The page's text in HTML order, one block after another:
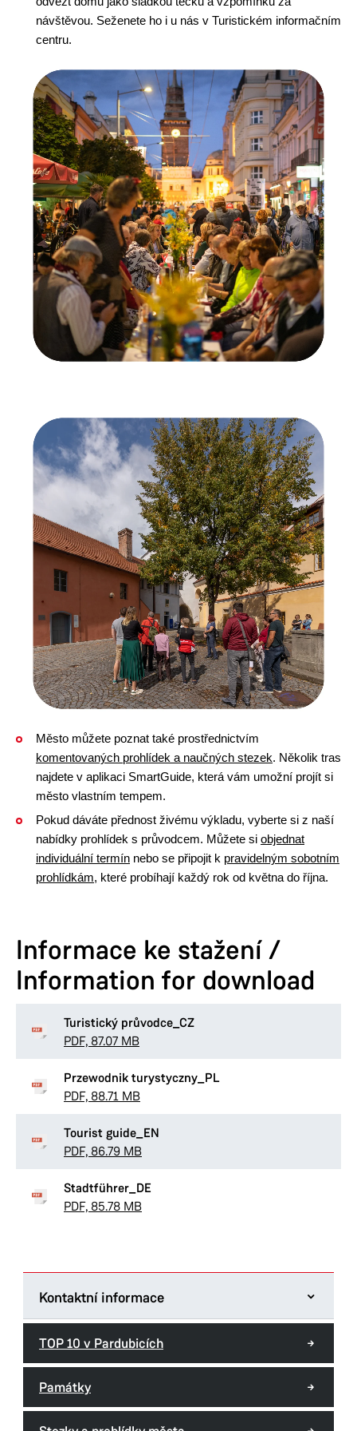
návštěvou. Seženete ho i u nás v Turistickém informačním
centru.
Město můžete poznat také prostřednictvím
komentovaných prohlídek a naučných stezek. Několik tras
najdete v aplikaci SmartGuide, která vám umožní projít si
město vlastním tempem.
Pokud dáváte přednost živému výkladu, vyberte si z naší
nabídky prohlídek s průvodcem. Můžete si objednat
individuální termín nebo se připojit k pravidelným sobotním
prohlídkám, které probíhají každý rok od května do října.
Informace ke stažení /
Information for download
Turistický průvodce_CZ
PDF, 87.07 MB
Przewodnik turystyczny_PL
PDF, 88.71 MB
Tourist guide_EN
PDF, 86.79 MB
Stadtführer_DE
PDF, 85.78 MB
Kontaktní informace
Turistické informační centrum Pardubice -
Machoňova pasáž
třída Míru 60
530 02 Pardubice
Tel.: +420 775 068 390
TOP 10 v Pardubicích
Památky